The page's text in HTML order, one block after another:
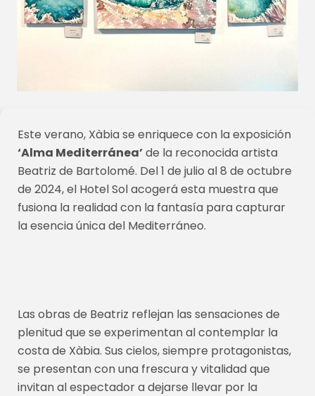
Este verano, Xàbia se enriquece con la exposición
‘Alma Mediterránea’de la reconocida artista
Beatriz de Bartolomé. Del 1 de julio al 8 de octubre
de 2024, el Hotel Sol acogerá esta muestra que
fusiona la realidad con la fantasía para capturar
la esencia única del Mediterráneo.
Las obras de Beatriz reflejan las sensaciones de
plenitud que se experimentan al contemplar la
costa de Xàbia. Sus cielos, siempre protagonistas,
se presentan con una frescura y vitalidad que
invitan al espectador a dejarse llevar por la